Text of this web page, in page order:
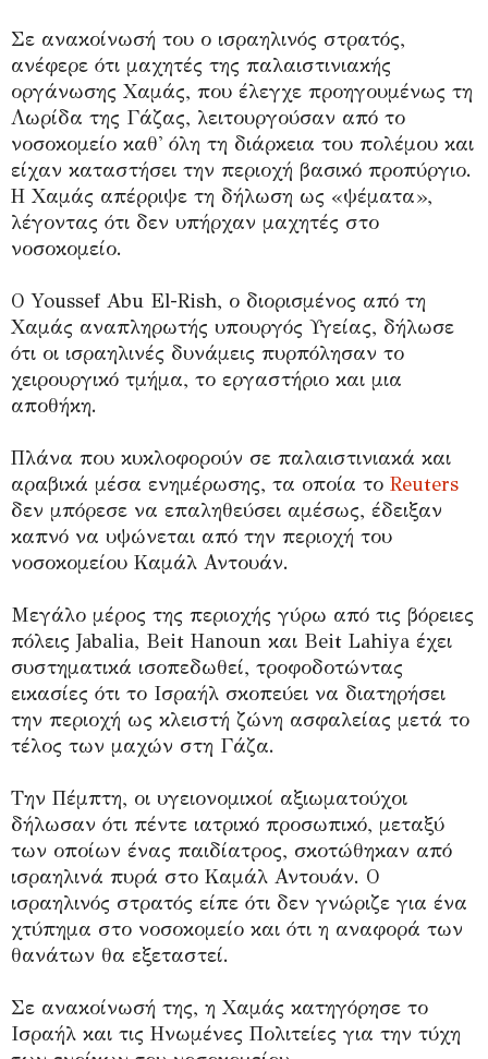
Σε ανακοίνωσή του ο ισραηλινός στρατός,
ανέφερε ότι μαχητές της παλαιστινιακής
οργάνωσης Χαμάς, που έλεγχε προηγουμένως τη
Λωρίδα της Γάζας, λειτουργούσαν από το
νοσοκομείο καθ' όλη τη διάρκεια του πολέμου και
είχαν καταστήσει την περιοχή βασικό προπύργιο.
Η Χαμάς απέρριψε τη δήλωση ως «ψέματα»,
λέγοντας ότι δεν υπήρχαν μαχητές στο
νοσοκομείο.
Ο Youssef Abu El-Rish, ο διορισμένος από τη
Χαμάς αναπληρωτής υπουργός Υγείας, δήλωσε
ότι οι ισραηλινές δυνάμεις πυρπόλησαν το
χειρουργικό τμήμα, το εργαστήριο και μια
αποθήκη.
Πλάνα που κυκλοφορούν σε παλαιστινιακά και
αραβικά μέσα ενημέρωσης, τα οποία το Reuters
δεν μπόρεσε να επαληθεύσει αμέσως, έδειξαν
καπνό να υψώνεται από την περιοχή του
νοσοκομείου Καμάλ Αντουάν.
Μεγάλο μέρος της περιοχής γύρω από τις βόρειες
πόλεις Jabalia, Beit Hanoun και Beit Lahiya έχει
συστηματικά ισοπεδωθεί, τροφοδοτώντας
εικασίες ότι το Ισραήλ σκοπεύει να διατηρήσει
την περιοχή ως κλειστή ζώνη ασφαλείας μετά το
τέλος των μαχών στη Γάζα.
Την Πέμπτη, οι υγειονομικοί αξιωματούχοι
δήλωσαν ότι πέντε ιατρικό προσωπικό, μεταξύ
των οποίων ένας παιδίατρος, σκοτώθηκαν από
ισραηλινά πυρά στο Καμάλ Αντουάν. Ο
ισραηλινός στρατός είπε ότι δεν γνώριζε για ένα
χτύπημα στο νοσοκομείο και ότι η αναφορά των
θανάτων θα εξεταστεί.
Σε ανακοίνωσή της, η Χαμάς κατηγόρησε το
Ισραήλ και τις Ηνωμένες Πολιτείες για την τύχη